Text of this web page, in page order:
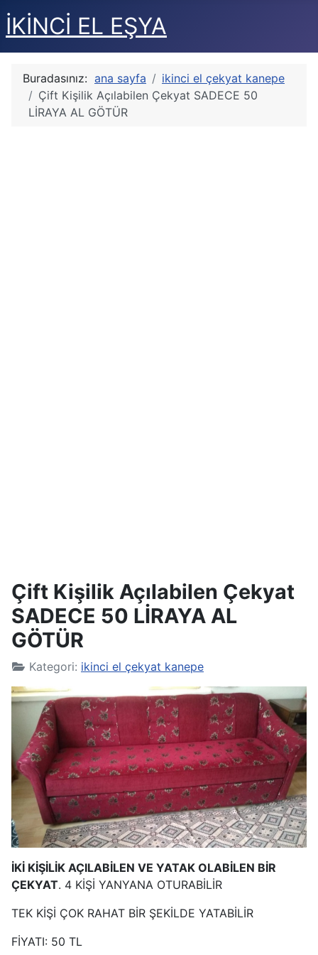
İKİNCİ EL EŞYA
Buradasınız: ana sayfa
ikinci el çekyat kanepe
Çift Kişilik Açılabilen Çekyat SADECE 50
LİRAYA AL GÖTÜR
Çift Kişilik Açılabilen Çekyat
SADECE 50 LİRAYA AL
GÖTÜR
Kategori: ikinci el çekyat kanepe
İKİ KİŞİLİK AÇILABİLEN VE YATAK OLABİLEN BİR
ÇEKYAT. 4 KİŞİ YANYANA OTURABİLİR
TEK KİŞİ ÇOK RAHAT BİR ŞEKİLDE YATABİLİR
FİYATI: 50 TL